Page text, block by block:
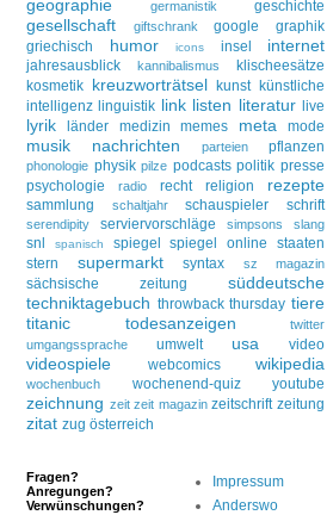
geographie germanistik geschichte
gesellschaft giftschrank google
graphik
griechisch
humor icons insel internet
jahresausblick kannibalismus
klischeesätze
kosmetik kreuzworträtsel kunst
künstliche
intelligenz linguistik link listen literatur live
lyrik länder medizin memes meta mode
musik nachrichten parteien pflanzen
phonologie physik pilze podcasts politik presse
psychologie
radio recht religion rezepte
sammlung schaltjahr schauspieler schrift
serendipity serviervorschläge simpsons slang
snl spanisch spiegel spiegel online
staaten
stern
supermarkt syntax sz magazin
sächsische zeitung
süddeutsche
techniktagebuch throwback thursday tiere
titanic
todesanzeigen
twitter
umgangssprache
umwelt usa video
videospiele webcomics wikipedia
wochenbuch wochenend-quiz youtube
zeichnung zeit zeit magazin zeitschrift zeitung
zitat zug österreich
Fragen?
Anregungen?
Verwünschungen?
Impressum
Anderswo